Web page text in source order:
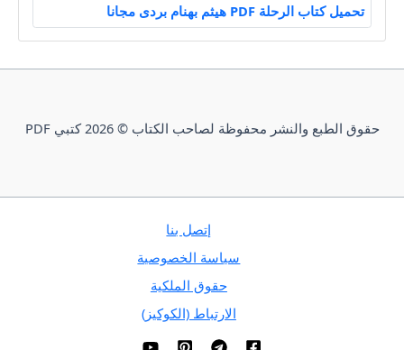
تحميل كتاب الرحلة PDF هيثم بهنام بردى مجانا
حقوق الطبع والنشر محفوظة لصاحب الكتاب © 2026 كتبي PDF
إتصل بنا
سياسة الخصوصية
حقوق الملكية
الارتباط (الكوكيز)